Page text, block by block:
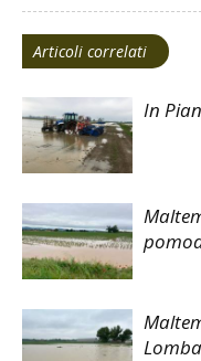
Articoli correlati
In